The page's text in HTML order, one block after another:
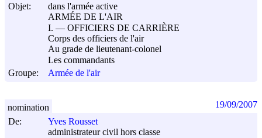
Objet:
dans l'armée active
ARMÉE DE L'AIR
I. ― OFFICIERS DE CARRIÈRE
Corps des officiers de l'air
Au grade de lieutenant-colonel
Les commandants
Groupe:
Armée de l'air
De:
Yves Rousset
administrateur civil hors classe
nomination 19/09/2007